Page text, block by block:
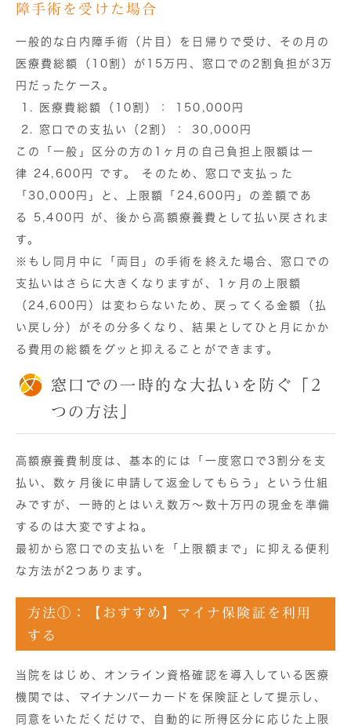
障手術を受けた場合
一般的な白内障手術（片目）を日帰りで受け、その月の
医療費総額（10割）が 15万円 、窓口での2割負担が 3万
円 だったケース。
医療費総額（10割）：
150,000円
窓口での支払い（2割）：
30,000円
この「一般」区分の方の1ヶ月の自己負担上限額は一
律 24,600円
です。 そのため、窓口で支払った
「30,000円」と、上限額「24,600円」の差額であ
る 5,400円
が、後から高額療養費として払い戻されま
す。
※もし同月中に「両目」の手術を終えた場合、窓口での
支払いはさらに大きくなりますが、1ヶ月の上限額
（24,600円）は変わらないため、戻ってくる金額（払
い戻し分）がその分多くなり、結果としてひと月にかか
る費用の総額をグッと抑えることができます。
窓口での一時的な大払いを防ぐ「2
つの方法」
高額療養費制度は、基本的には「一度窓口で3割分を支
払い、数ヶ月後に申請して返金してもらう」という仕組
みですが、一時的とはいえ数万〜数十万円の現金を準備
するのは大変ですよね。
最初から窓口での支払いを「上限額まで」に抑える便利
な方法が2つあります。
方法①：【おすすめ】マイナ保険証を利用
する
当院をはじめ、オンライン資格確認を導入している医療
機関では、
マイナンバーカードを保険証として提示し、
同意をいただくだけで、自動的に所得区分に応じた上限